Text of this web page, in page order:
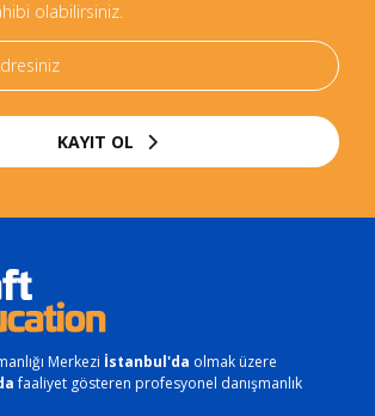
olabilirsiniz.
KAYIT OL
Merkezi İstanbul'da olmak üzere
faaliyet gösteren profesyonel danışmanlık